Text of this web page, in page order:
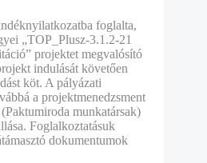
foglalta,
„TOP_Plusz-3.1.2-21
projektet megvalósító
indulását követően
köt. A pályázati
a projektmenedzsment
munkatársak)
Foglalkoztatásuk
dokumentumok